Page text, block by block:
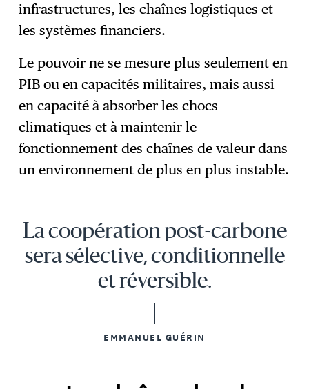
infrastructures, les chaînes logistiques et
les systèmes financiers.
Le pouvoir ne se mesure plus seulement en
PIB ou en capacités militaires, mais aussi
en capacité à absorber les chocs
climatiques et à maintenir le
fonctionnement des chaînes de valeur dans
un environnement de plus en plus instable.
La coopération post-carbone
sera sélective, conditionnelle
et réversible.
EMMANUEL GUÉRIN